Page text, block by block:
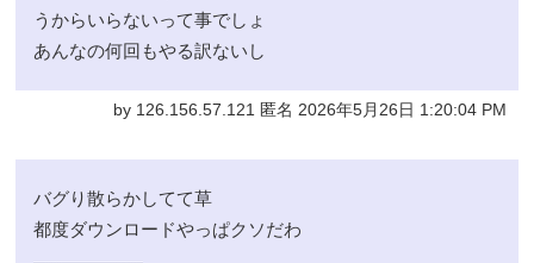
うからいらないって事でしょ
あんなの何回もやる訳ないし
by 126.156.57.121 匿名 2026年5月26日 1:20:04 PM
バグり散らかしてて草
都度ダウンロードやっぱクソだわ